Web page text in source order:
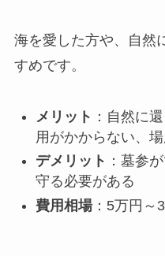
海を愛した方や、自然
すめです。
メリット ：自然に
用がかからない、
デメリット ：墓参
守る必要がある
費用相場：5万円～